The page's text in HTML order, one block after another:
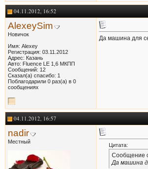
04.11.2012, 16:52
AlexeySim
Новичок
Имя: Alexey
Регистрация: 03.11.2012
Адрес: Казань
Авто: Fluence LE 1,6 МКПП
Сообщений: 12
Сказал(а) спасибо: 1
Поблагодарили 0 раз(а) в 0
сообщениях
Да машина для
04.11.2012, 16:57
nadir
Местный
Цитата:
Сообщение
Да машина